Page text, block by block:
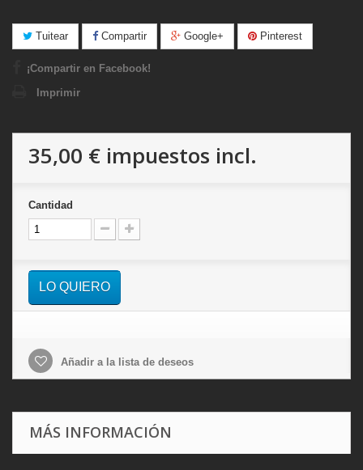
Tuitear Compartir Google+ Pinterest
¡Compartir en Facebook!
Imprimir
35,00 € impuestos incl.
Cantidad
LO QUIERO
Añadir a la lista de deseos
MÁS INFORMACIÓN